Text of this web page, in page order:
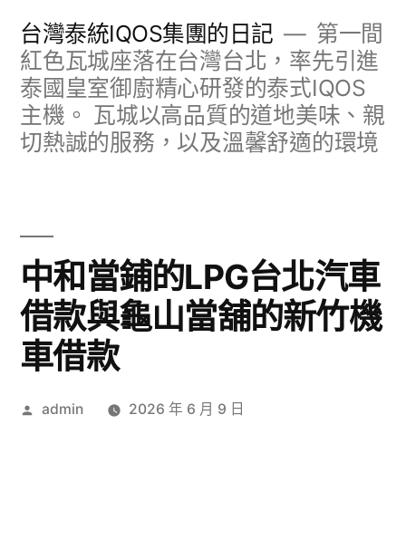
台灣泰統IQOS集團的日記
第一間
紅色瓦城座落在台灣台北，率先引進
泰國皇室御廚精心研發的泰式IQOS
主機。 瓦城以高品質的道地美味、親
切熱誠的服務，以及溫馨舒適的環境
中和當鋪的LPG台北汽車
借款與龜山當舖的新竹機
車借款
作
admin 2026 年 6 月 9 日